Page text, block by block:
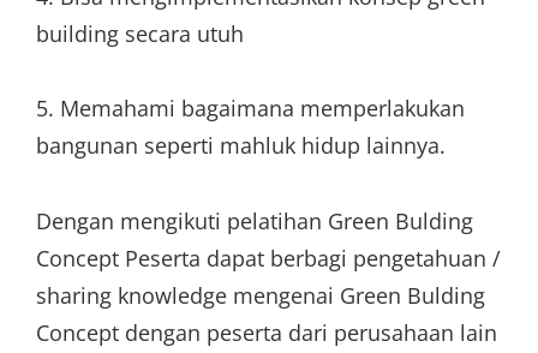
building secara utuh
5. Memahami bagaimana memperlakukan
bangunan seperti mahluk hidup lainnya.
Dengan mengikuti pelatihan Green Bulding
Concept Peserta dapat berbagi pengetahuan /
sharing knowledge mengenai Green Bulding
Concept dengan peserta dari perusahaan lain